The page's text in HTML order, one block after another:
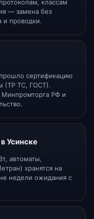
классам
— замена без
и проводки.
сертификацию
(ТР ТС, ГОСТ).
Минпромторга РФ и
Усинске
автоматы,
хранятся на
недели ожидания с